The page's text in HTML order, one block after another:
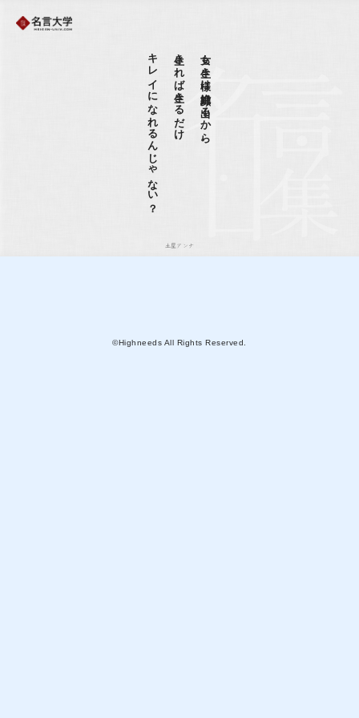
女も生き様は絶対顔に出るから。
生きれば生きるだけ、
キレイになれるんじゃない？
土屋アンナ
©Highneeds All Rights Reserved.